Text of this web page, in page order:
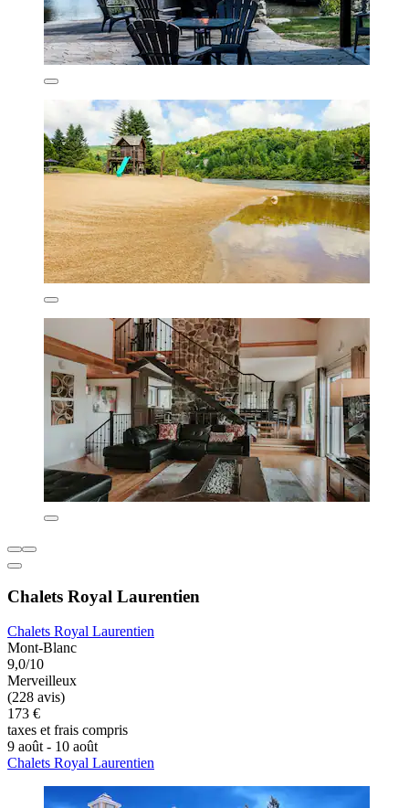
Chalets Royal Laurentien
Chalets Royal Laurentien
Mont-Blanc
9,0/10
Merveilleux
(228 avis)
173 €
taxes et frais compris
9 août - 10 août
Chalets Royal Laurentien